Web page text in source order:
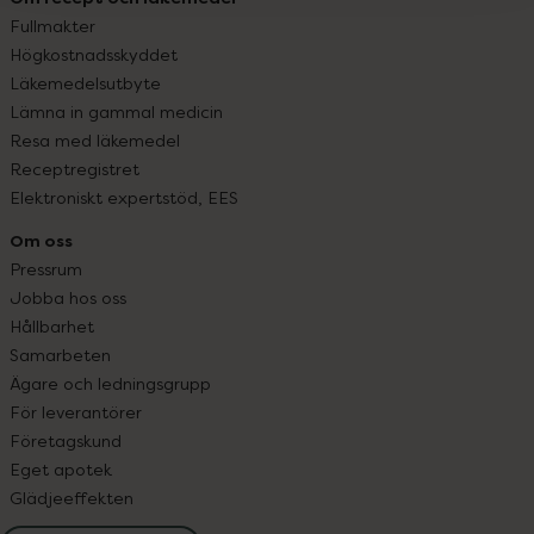
Fullmakter
Högkostnadsskyddet
Läkemedelsutbyte
Lämna in gammal medicin
Resa med läkemedel
Receptregistret
Elektroniskt expertstöd, EES
Om oss
Pressrum
Jobba hos oss
Hållbarhet
Samarbeten
Ägare och ledningsgrupp
För leverantörer
Företagskund
Eget apotek
Glädjeeffekten